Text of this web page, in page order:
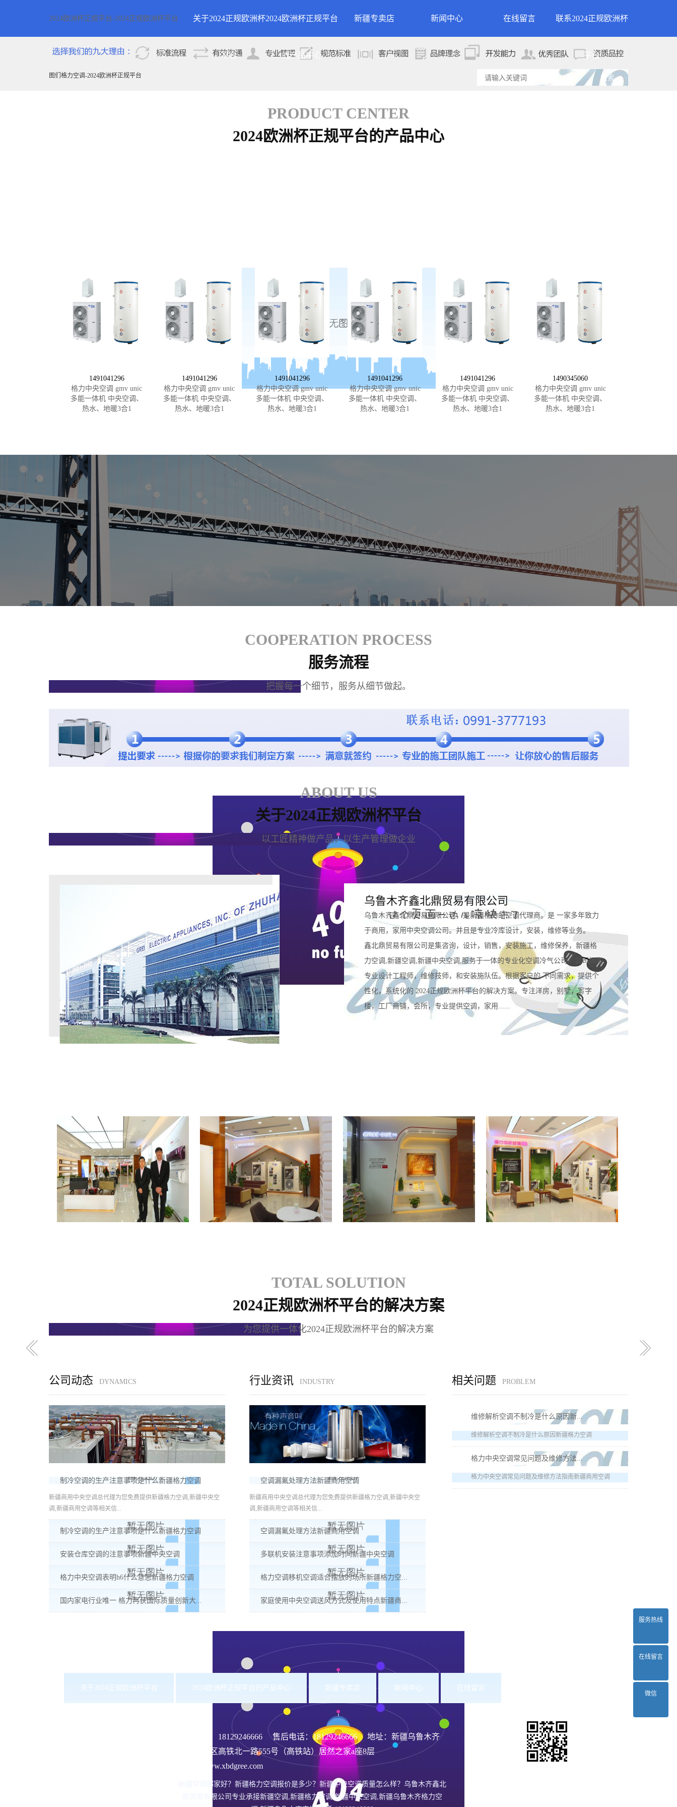
2024欧洲杯正规平台-2024正规欧洲杯平台 关于2024正规欧洲杯
平台
2024欧洲杯正规平台的
2024欧洲杯正规平台
的产品中心
新疆专卖店 新闻中心 在线留言 联系2024正规欧洲杯
平台
图们格力空调-2024欧洲杯正规平台
PRODUCT CENTER
2024欧洲杯正规平台的产品中心
1491041296
格力中央空调 gmv unic
多能一体机 中央空调、
热水、地暖3合1
1491041296
格力中央空调 gmv unic
多能一体机 中央空调、
热水、地暖3合1
1491041296
格力中央空调 gmv unic
多能一体机 中央空调、
热水、地暖3合1
1491041296
格力中央空调 gmv unic
多能一体机 中央空调、
热水、地暖3合1
1491041296
格力中央空调 gmv unic
多能一体机 中央空调、
热水、地暖3合1
1490345060
格力中央空调 gmv unic
多能一体机 中央空调、
热水、地暖3合1
COOPERATION PROCESS
服务流程
把握每一个细节，服务从细节做起。
ABOUT US
关于2024正规欧洲杯平台
以工匠精神做产品，以生产管理做企业
乌鲁木齐鑫北鼎贸易有限公司
乌鲁木齐鑫北鼎贸易有限公司，是新疆格力的空调代理商。是 一家多年致力
于商用，家用中央空调公司。并且是专业冷库设计，安装，维修等业务。
鑫北鼎贸易有限公司是集咨询，设计，销售，安装施工，维修保养，新疆格
力空调,新疆空调,新疆中央空调,服务于一体的专业化空调冷气公司。公司拥有
专业设计工程师，维修技师，和安装施队伍。根据客户的 不同需求，提供个
性化，系统化的 2024正规欧洲杯平台的解决方案。专注洋房，别墅，写字
楼，工厂商铺，会所，专业提供空调，家用......
TOTAL SOLUTION
2024正规欧洲杯平台的解决方案
为您提供一体化2024正规欧洲杯平台的解决方案
公司动态 DYNAMICS
制冷空调的生产注意事项是什么新疆格力空调
新疆商用中央空调总代理为您免费提供新疆格力空调,新疆中央空
调,新疆商用空调等相关信...
制冷空调的生产注意事项是什么新疆格力空调
安装仓库空调的注意事项新疆中央空调
格力中央空调表明h6什么意思新疆格力空调
国内家电行业唯一 格力再获国际质量创新大...
行业资讯 INDUSTRY
空调漏氟处理方法新疆商用空调
新疆商用中央空调总代理为您免费提供新疆格力空调,新疆中央空
调,新疆商用空调等相关信...
空调漏氟处理方法新疆商用空调
多联机安装注意事项添加时间新疆中央空调
格力空调移机空调适合摆放的场所新疆格力空...
家庭使用中央空调送风方式及使用特点新疆商...
相关问题 PROBLEM
维修解析空调不制冷是什么原因新...
维修解析空调不制冷是什么原因新疆格力空调
格力中央空调常见问题及维修方法...
格力中央空调常见问题及维修方法指南新疆商用空调
关于2024正规欧洲杯平台 2024欧洲杯正规平台的产品中心 新疆专卖店 新闻中心 在线留言
18129246666 售后电话：18129246666 地址：新疆乌鲁木齐
沙依巴克区高铁北一路555号（高铁站）居然之家a座8层
网址：www.xbdgree.com
新疆空调哪家好？新疆格力空调报价是多少？新疆中央空调质量怎么样？乌鲁木齐鑫北
鼎贸易有限公司专业承接新疆空调,新疆格力空调,新疆中央空调,新疆乌鲁木齐格力空
服务热线
在线留言
微信